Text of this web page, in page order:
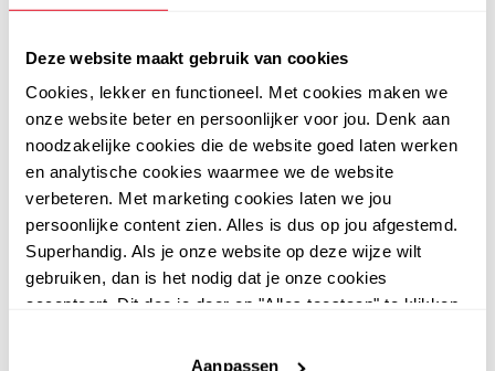
Deze website maakt gebruik van cookies
Cookies, lekker en functioneel. Met cookies maken we
onze website beter en persoonlijker voor jou. Denk aan
noodzakelijke cookies die de website goed laten werken
en analytische cookies waarmee we de website
verbeteren. Met marketing cookies laten we jou
persoonlijke content zien. Alles is dus op jou afgestemd.
Superhandig. Als je onze website op deze wijze wilt
gebruiken, dan is het nodig dat je onze cookies
accepteert. Dit doe je door op "Alles toestaan" te klikken.
website niet optimaal functioneert.
Aanpassen